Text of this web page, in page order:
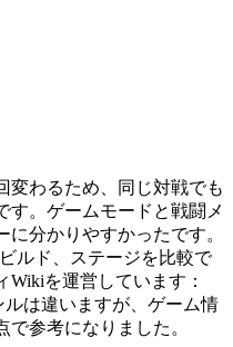
変わるため、同じ対戦でも
す。ゲームモードと戦闘メ
分かりやすかったです。
ルド、ステージを比較で
Wikiを運営しています：
ルは違いますが、ゲーム情
参考になりました。